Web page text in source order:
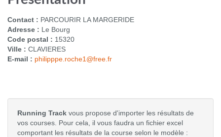
Contact : PARCOURIR LA MARGERIDE
Adresse : Le Bourg
Code postal : 15320
Ville : CLAVIERES
E-mail : philipppe.roche1@free.fr
Running Track vous propose d'importer les résultats de
vos courses. Pour cela, il vous faudra un fichier excel
comportant les résultats de la course selon le modèle :